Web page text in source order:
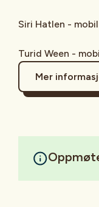
Siri Hatlen -
Turid Ween -
Mer